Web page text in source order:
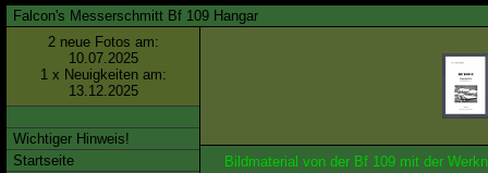
Falcon's Messerschmitt Bf 109 Hangar
2 neue Fotos am:
10.07.2025
1 x Neuigkeiten am:
13.12.2025
Wichtiger Hinweis!
Startseite
Bildmaterial von der Bf 109 mit der